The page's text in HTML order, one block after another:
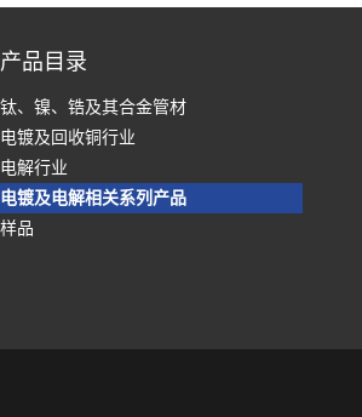
产品目录
钛、镍、锆及其合金管材
电镀及回收铜行业
电解行业
电镀及电解相关系列产品
样品